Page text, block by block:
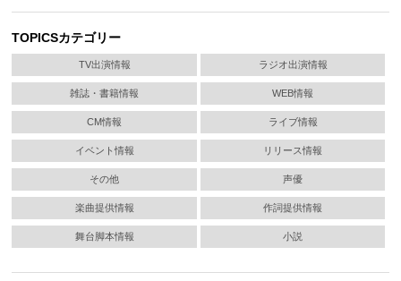
TOPICSカテゴリー
TV出演情報 ラジオ出演情報
雑誌・書籍情報 WEB情報
CM情報 ライブ情報
イベント情報 リリース情報
その他 声優
楽曲提供情報 作詞提供情報
舞台脚本情報 小説